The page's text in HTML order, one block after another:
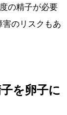
の精子が必要
害のリスクもあ
を卵子に